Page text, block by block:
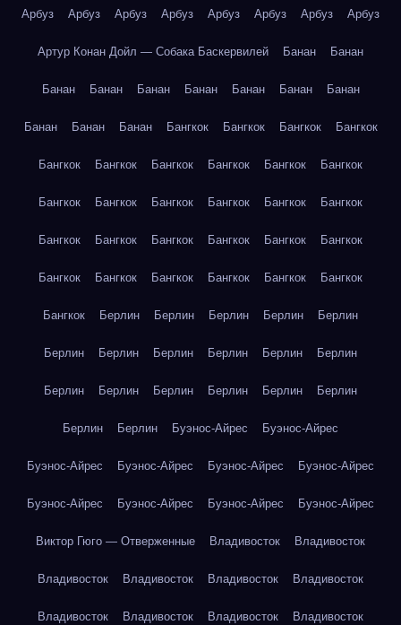
Арбуз Арбуз Арбуз Арбуз Арбуз Арбуз Арбуз Арбуз
Артур Конан Дойл — Собака Баскервилей Банан Банан
Банан Банан Банан Банан Банан Банан Банан
Банан Банан Банан Бангкок Бангкок Бангкок Бангкок
Бангкок Бангкок Бангкок Бангкок Бангкок Бангкок
Бангкок Бангкок Бангкок Бангкок Бангкок Бангкок
Бангкок Бангкок Бангкок Бангкок Бангкок Бангкок
Бангкок Бангкок Бангкок Бангкок Бангкок Бангкок
Бангкок Берлин Берлин Берлин Берлин Берлин
Берлин Берлин Берлин Берлин Берлин Берлин
Берлин Берлин Берлин Берлин Берлин Берлин
Берлин Берлин Буэнос-Айрес Буэнос-Айрес
Буэнос-Айрес Буэнос-Айрес Буэнос-Айрес Буэнос-Айрес
Буэнос-Айрес Буэнос-Айрес Буэнос-Айрес Буэнос-Айрес
Виктор Гюго — Отверженные Владивосток Владивосток
Владивосток Владивосток Владивосток Владивосток
Владивосток Владивосток Владивосток Владивосток